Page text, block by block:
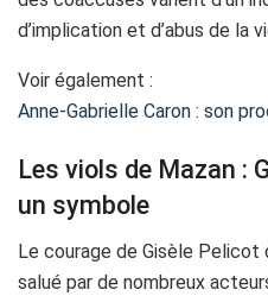
d’implication et d’abus de la
Voir également :
Anne-Gabrielle Caron : son
Les viols de Mazan :
un symbole
Le courage de Gisèle
salué par de nombreux